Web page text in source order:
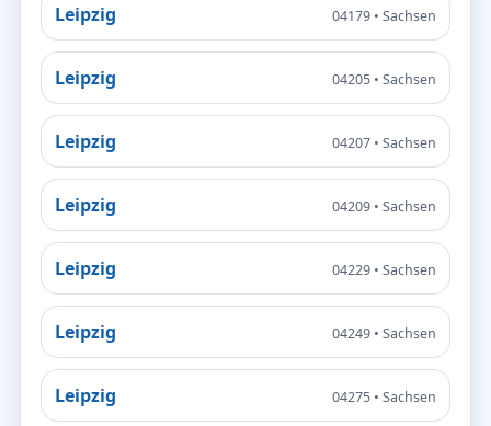
Leipzig 04179 • Sachsen
Leipzig 04205 • Sachsen
Leipzig 04207 • Sachsen
Leipzig 04209 • Sachsen
Leipzig 04229 • Sachsen
Leipzig 04249 • Sachsen
Leipzig 04275 • Sachsen